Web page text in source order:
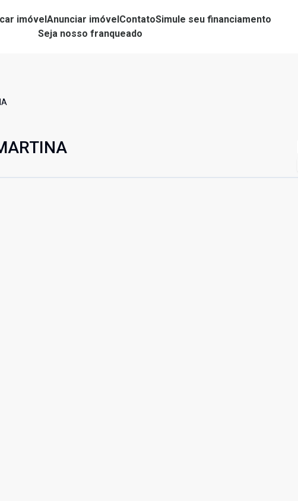
imóvelAnunciar imóvelContatoSimule seu financiamento
Seja nosso franqueado